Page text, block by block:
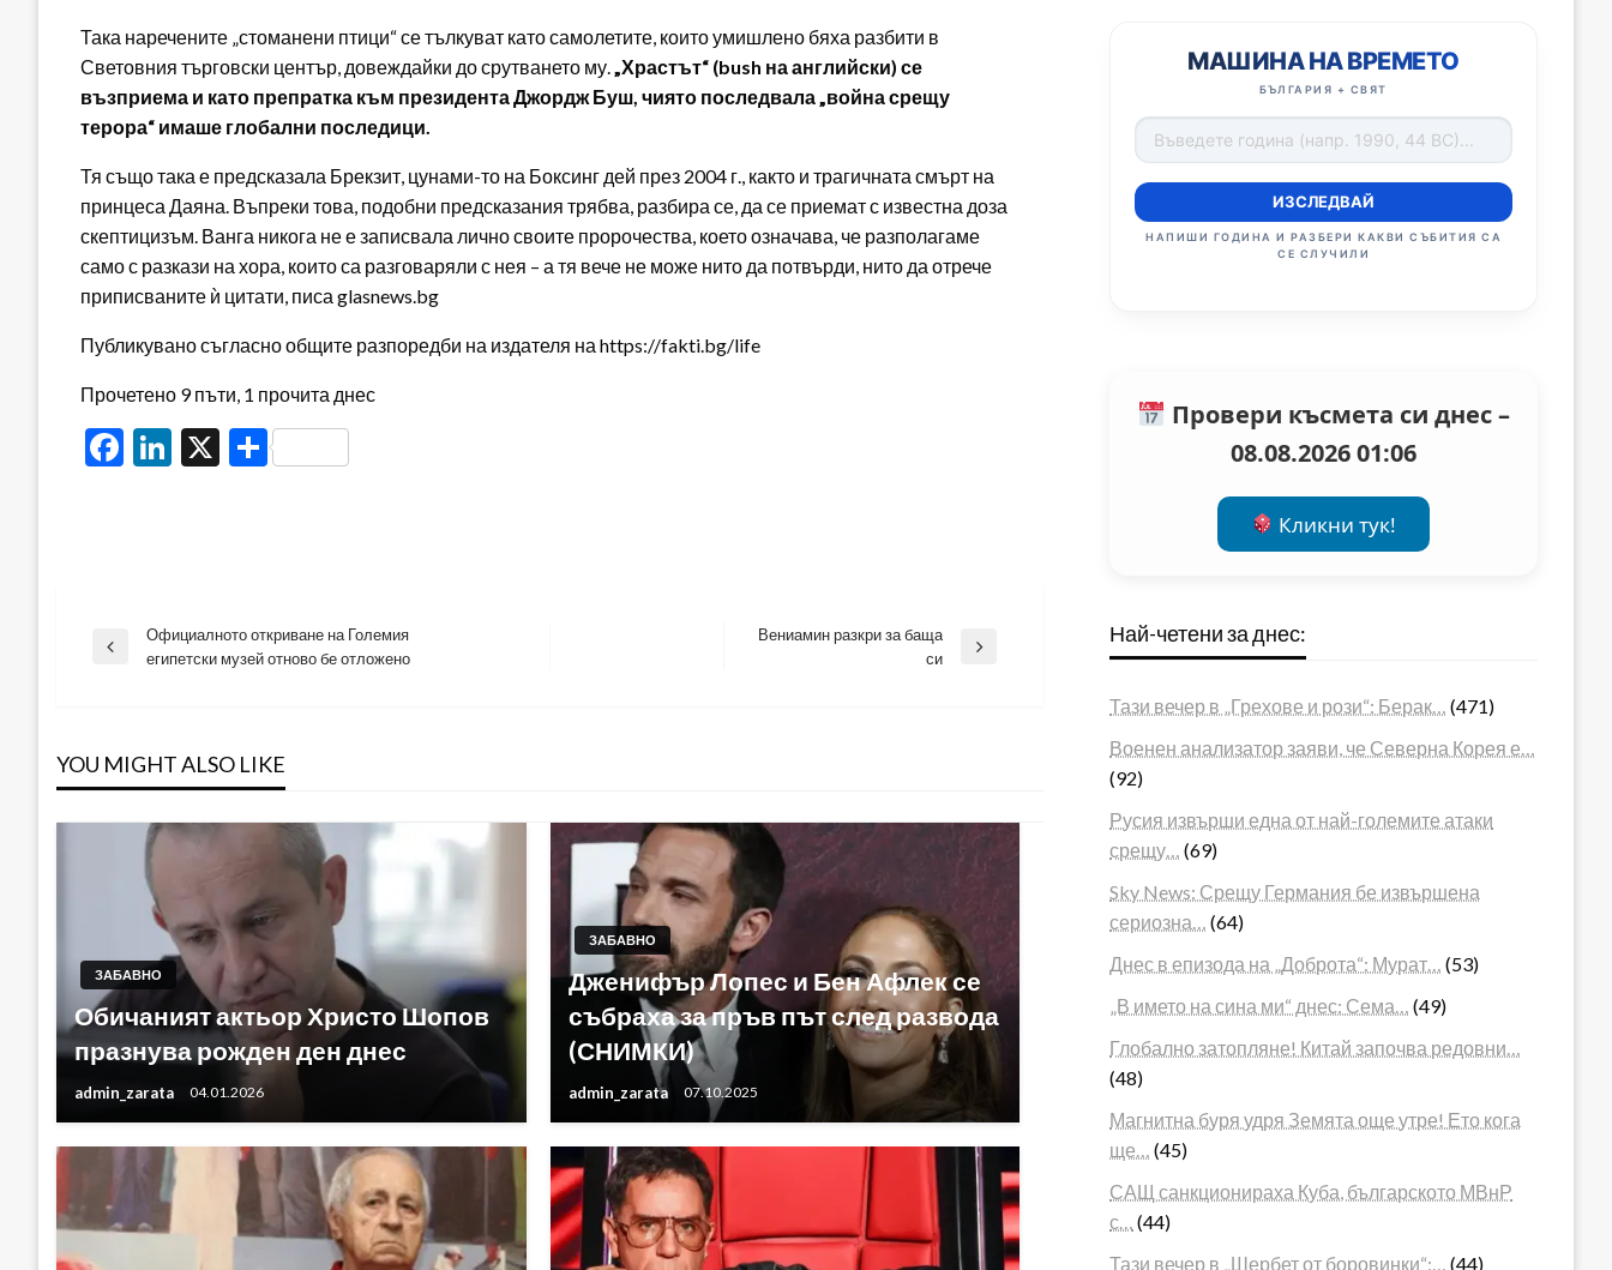
Така наречените „стоманени птици“ се тълкуват като самолетите, които умишлено бяха разбити в
Световния търговски център, довеждайки до срутването му.„Храстът“ (bush на английски) се
възприема и като препратка към президента Джордж Буш, чиято последвала „война срещу
терора“ имаше глобални последици.
Тя също така е предсказала Брекзит, цунами-то на Боксинг дей през 2004 г., както и трагичната смърт на
принцеса Даяна. Въпреки това, подобни предсказания трябва, разбира се, да се приемат с известна доза
скептицизъм. Ванга никога не е записвала лично своите пророчества, което означава, че разполагаме
само с разкази на хора, които са разговаряли с нея – а тя вече не може нито да потвърди, нито да отрече
приписваните ѝ цитати, писа glasnews.bg
Публикувано съгласно общите разпоредби на издателя на https://fakti.bg/life
Прочетено 9 пъти, 1 прочита днес
Facebook
LinkedIn
X Share
Навигация
Previous
Официалното откриване на Големия
египетски музей отново бе отложено
Вениамин разкри за баща
си
YOU MIGHT ALSO LIKE
ЗАБАВНО
Обичаният актьор Христо Шопов
празнува рожден ден днес
admin_zarata 04.01.2026
ЗАБАВНО
Дженифър Лопес и Бен Афлек се
събраха за пръв път след развода
(СНИМКИ)
admin_zarata 07.10.2025
МАШИНА НА ВРЕМЕТО
БЪЛГАРИЯ + СВЯТ
ИЗСЛЕДВАЙ
НАПИШИ ГОДИНА И РАЗБЕРИ КАКВИ СЪБИТИЯ СА
СЕ СЛУЧИЛИ
Провери късмета си днес –
08.08.2026 01:06
Кликни тук!
Най-четени за днес:
Тази вечер в „Грехове и рози“: Берак…
(471)
Военен анализатор заяви, че Северна Корея е…
(92)
Русия извърши една от най-големите атаки
срещу…
(69)
Sky News: Срещу Германия бе извършена
сериозна…
(64)
Днес в епизода на „Доброта“: Мурат…
(53)
„В името на сина ми“ днес: Сема…
(49)
Глобално затопляне! Китай започва редовни…
(48)
Магнитна буря удря Земята още утре! Ето кога
ще…
(45)
САЩ санкционираха Куба, българското МВнР
с…
(44)
Тази вечер в „Шербет от боровинки“:…
(44)